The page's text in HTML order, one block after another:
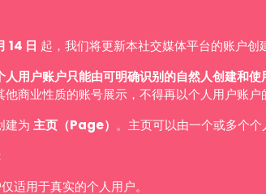
14 日 起，我们将更新本社交媒体平台的账户创
人用户账户只能由可明确识别的自然人创建和使
商业性质的账号展示，不得再以个人用户账户
建为 主页（Page） 。主页可以由一个或多个个
适用于真实的个人用户。